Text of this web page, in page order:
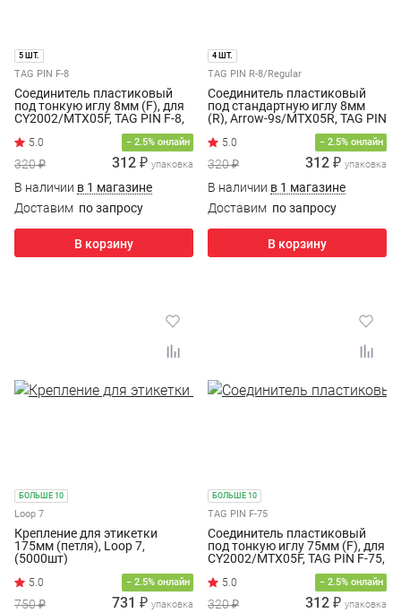
5 ШТ.
TAG PIN F-8
Соединитель пластиковый
под тонкую иглу 8мм (F), для
CY2002/MTX05F, TAG PIN F-8,
− 2.5% онлайн
320 ₽ 312 ₽ упаковка
В наличии в 1 магазине
Доставим по запросу
В корзину
4 ШТ.
TAG PIN R-8/Regular
Соединитель пластиковый
под стандартную иглу 8мм
(R), Arrow-9s/MTX05R, TAG PIN
− 2.5% онлайн
320 ₽ 312 ₽ упаковка
В наличии в 1 магазине
Доставим по запросу
В корзину
БОЛЬШЕ 10
Loop 7
Крепление для этикетки
175мм (петля), Loop 7,
(5000шт)
− 2.5% онлайн
750 ₽ 731 ₽ упаковка
БОЛЬШЕ 10
TAG PIN F-75
Соединитель пластиковый
под тонкую иглу 75мм (F), для
CY2002/MTX05F, TAG PIN F-75,
− 2.5% онлайн
320 ₽ 312 ₽ упаковка